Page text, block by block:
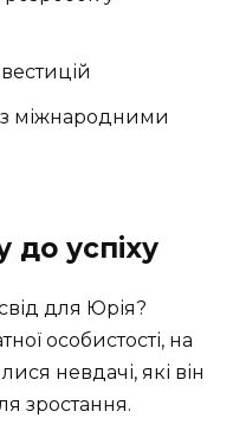
міжнародними
успіху
для Юрія?
особистості, на
невдачі, які він
зростання.